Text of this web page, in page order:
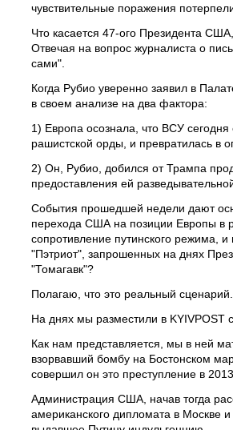
чувствительные поражения
Что касается 47-ого Президента
Отвечая на вопрос журналиста о
сами".
Когда Рубио уверенно заявил в
в своем анализе на два фактора:
1) Европа осознала, что ВСУ
рашистской орды, и превратилась в
2) Он, Рубио, добился от Трампа
предоставления ей
События прошедшей недели дают
перехода США на позиции Европы в
сопротивление путинского режима,
"Пэтриот", запрошенных на днях
"Томагавк"?
Полагаю, что это реальный сценарий.
На днях мы разместили в KYIVPOST
Как нам представляется, мы в ней
взорвавший бомбу на Бостонском
совершил он это преступление в 2013
Администрация США, начав тогда
американского дипломата в Москве